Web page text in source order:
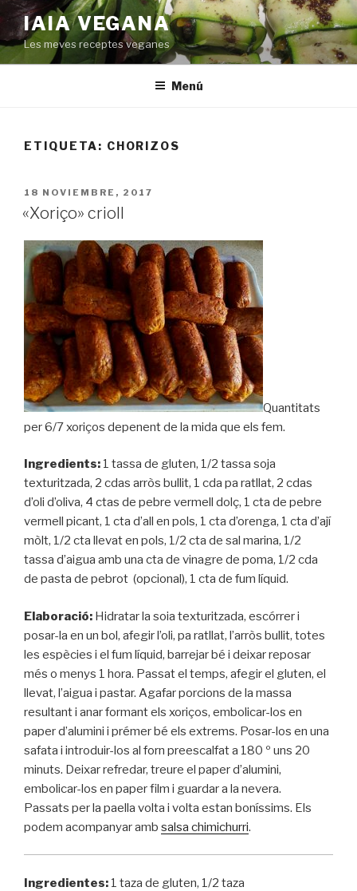
Saltar
contenido
IAIA VEGANA
Les meves receptes veganes
Menú
ETIQUETA: CHORIZOS
PUBLICADO
EL
18 NOVIEMBRE, 2017
«Xoriço» crioll
Quantitats
per 6/7 xoriços depenent de la mida que els fem.
Ingredients: 1 tassa de gluten, 1/2 tassa soja
texturitzada, 2 cdas arròs bullit, 1 cda pa ratllat, 2 cdas
d’oli d’oliva, 4 ctas de pebre vermell dolç, 1 cta de pebre
vermell picant, 1 cta d’all en pols, 1 cta d’orenga, 1 cta d’ají
mòlt, 1/2 cta llevat en pols, 1/2 cta de sal marina, 1/2
tassa d’aigua amb una cta de vinagre de poma, 1/2 cda
de pasta de pebrot (opcional), 1 cta de fum líquid.
Elaboració: Hidratar la soia texturitzada, escórrer i
posar-la en un bol, afegir l’oli, pa ratllat, l’arròs bullit, totes
les espècies i el fum líquid, barrejar bé i deixar reposar
més o menys 1 hora. Passat el temps, afegir el gluten, el
llevat, l’aigua i pastar. Agafar porcions de la massa
resultant i anar formant els xoriços, embolicar-los en
paper d’alumini i prémer bé els extrems. Posar-los en una
safata i introduir-los al forn preescalfat a 180 º uns 20
minuts. Deixar refredar, treure el paper d’alumini,
embolicar-los en paper film i guardar a la nevera.
Passats per la paella volta i volta estan boníssims. Els
podem acompanyar amb salsa chimichurri.
Ingredientes: 1 taza de gluten, 1/2 taza